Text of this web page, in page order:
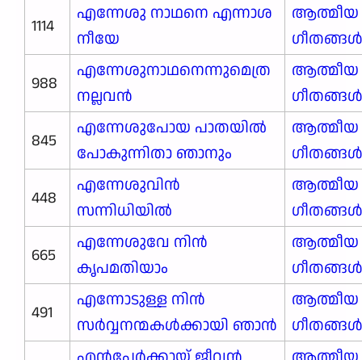
1114
എന്നേശു നാഥനെ എന്നാശ
നീയേ
ആത്മീയ
ഗീതങ്ങൾ
988
എന്നേശുനാഥനെന്നുമെത്ര
നല്ലവൻ
ആത്മീയ
ഗീതങ്ങൾ
845
എന്നേശുപോയ പാതയിൽ
പോകുന്നിതാ ഞാനും
ആത്മീയ
ഗീതങ്ങൾ
448
എന്നേശുവിൻ
സന്നിധിയിൽ
ആത്മീയ
ഗീതങ്ങൾ
665
എന്നേശുവേ നിൻ
കൃപമതിയാം
ആത്മീയ
ഗീതങ്ങൾ
491
എന്നോടുള്ള നിൻ
സർവ്വനന്മകൾക്കായി ഞാൻ
ആത്മീയ
ഗീതങ്ങൾ